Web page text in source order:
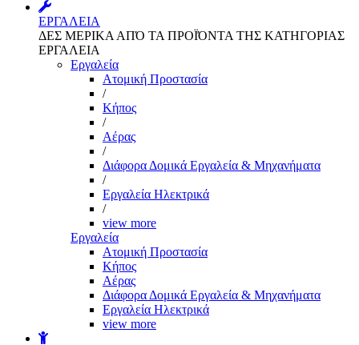
ΕΡΓΑΛΕΙΑ
ΔΕΣ ΜΕΡΙΚΑ ΑΠΌ ΤΑ ΠΡΟΪΌΝΤΑ ΤΗΣ ΚΑΤΗΓΟΡΙΑΣ
ΕΡΓΑΛΕΙΑ
Εργαλεία
Aτομική Προστασία
/
Kήπος
/
Αέρας
/
Διάφορα Δομικά Εργαλεία & Μηχανήματα
/
Εργαλεία Ηλεκτρικά
/
view more
Εργαλεία
Aτομική Προστασία
Kήπος
Αέρας
Διάφορα Δομικά Εργαλεία & Μηχανήματα
Εργαλεία Ηλεκτρικά
view more